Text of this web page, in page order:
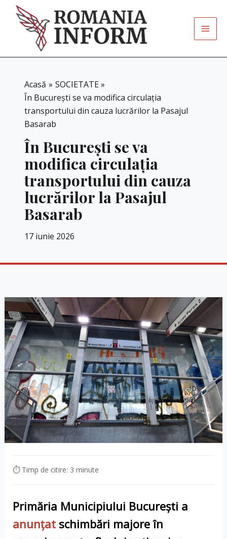
content
Acasă
SOCIETATE
În București se va modifica circulația
transportului din cauza lucrărilor la Pasajul
Basarab
În București se va
modifica circulația
transportului din cauza
lucrărilor la Pasajul
Basarab
17 iunie 2026
⏱ Timp de citire: 3 minute
Primăria Municipiului București a
anunțatschimbări majore în